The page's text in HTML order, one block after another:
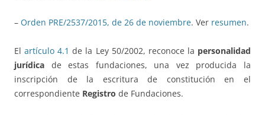
– Orden PRE/2537/2015, de 26 de noviembre. Ver resumen.
Elartículo 4.1 de la Ley 50/2002, reconoce la personalidad
jurídica de estas fundaciones, una vez producida la
inscripción de la escritura de constitución en el
correspondiente Registro de Fundaciones.